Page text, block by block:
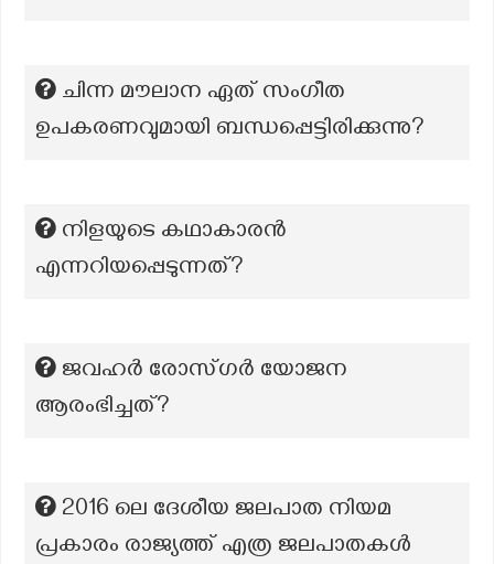
ചിന്ന മൗലാന ഏത് സംഗീത
ഉപകരണവുമായി ബന്ധപ്പെട്ടിരിക്കുന്നു?
നിളയുടെ കഥാകാരൻ
എന്നറിയപ്പെടുന്നത്?
ജവഹർ രോസ്ഗർ യോജന
ആരംഭിച്ചത്?
2016 ലെ ദേശീയ ജലപാത നിയമ
പ്രകാരം രാജ്യത്ത് എത്ര ജലപാതകൾ